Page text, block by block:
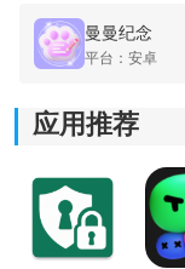
曼曼纪念
平台：安卓
应用推荐